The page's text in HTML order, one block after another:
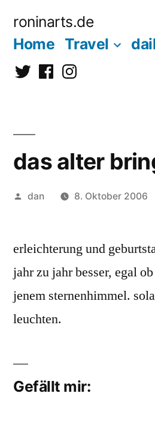
Inhalt
roninarts.de
Home Travel
TwitterFacebookInstagramm
das alter
Veröffentlicht
dan 8. Oktober 2006
erleichterung und
jahr zu jahr besser, egal
jenem sternenhimmel.
leuchten.
Gefällt mir: